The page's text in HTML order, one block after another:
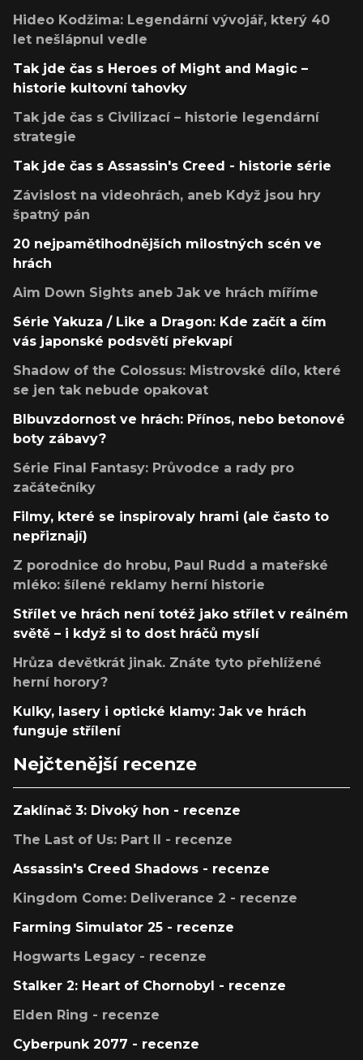
Hideo Kodžima: Legendární vývojář, který 40
let nešlápnul vedle
Tak jde čas s Heroes of Might and Magic –
historie kultovní tahovky
Tak jde čas s Civilizací – historie legendární
strategie
Tak jde čas s Assassin's Creed - historie série
Závislost na videohrách, aneb Když jsou hry
špatný pán
20 nejpamětihodnějších milostných scén ve
hrách
Aim Down Sights aneb Jak ve hrách míříme
Série Yakuza / Like a Dragon: Kde začít a čím
vás japonské podsvětí překvapí
Shadow of the Colossus: Mistrovské dílo, které
se jen tak nebude opakovat
Blbuvzdornost ve hrách: Přínos, nebo betonové
boty zábavy?
Série Final Fantasy: Průvodce a rady pro
začátečníky
Filmy, které se inspirovaly hrami (ale často to
nepřiznají)
Z porodnice do hrobu, Paul Rudd a mateřské
mléko: šílené reklamy herní historie
Střílet ve hrách není totéž jako střílet v reálném
světě – i když si to dost hráčů myslí
Hrůza devětkrát jinak. Znáte tyto přehlížené
herní horory?
Kulky, lasery i optické klamy: Jak ve hrách
funguje střílení
Nejčtenější recenze
Zaklínač 3: Divoký hon - recenze
The Last of Us: Part II - recenze
Assassin's Creed Shadows - recenze
Kingdom Come: Deliverance 2 - recenze
Farming Simulator 25 - recenze
Hogwarts Legacy - recenze
Stalker 2: Heart of Chornobyl - recenze
Elden Ring - recenze
Cyberpunk 2077 - recenze